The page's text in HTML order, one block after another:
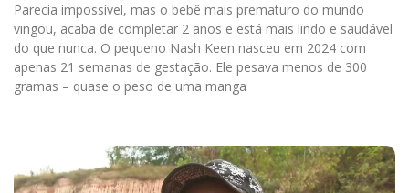
Parecia impossível, mas o bebê mais prematuro do mundo
vingou, acaba de completar 2 anos e está mais lindo e saudável
do que nunca. O pequeno Nash Keen nasceu em 2024 com
apenas 21 semanas de gestação. Ele pesava menos de 300
gramas – quase o peso de uma manga